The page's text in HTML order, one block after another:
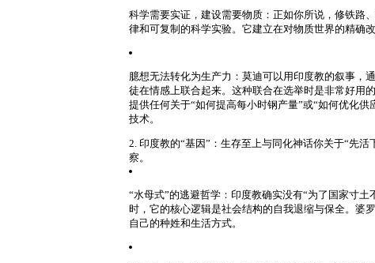
科学需要实证，建设需要物质 ：正如你所说，修铁路
律和可复制的科学实验。它建立在对物质世界的精确改
臆想无法转化为生产力 ：莫迪可以用印度教的叙事，
徒在情感上联合起来。这种联合在选举时是非常好用
提供任何关于“如何提高每小时钢产量”或“如何优化
技术。
2. 印度教的“基因”：生存至上与同化神话你关于“先活
察。
“水母式”的逃避哲学 ：印度教确实没有“为了国家寸
时，它的核心逻辑是社会结构的自我退缩与保全。婆
自己的种姓和生活方式。